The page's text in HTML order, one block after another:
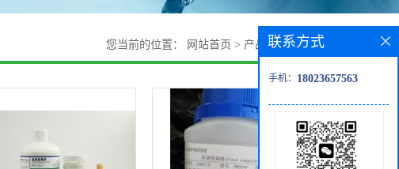
您当前的位置： 网站首页 > 产品展厅>化学试剂
联系方式
手机： 18023657563